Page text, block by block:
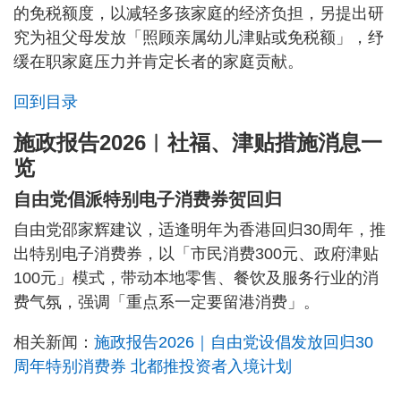
的免税额度，以减轻多孩家庭的经济负担，另提出研
究为祖父母发放「照顾亲属幼儿津贴或免税额」，纾
缓在职家庭压力并肯定长者的家庭贡献。
回到目录
施政报告2026︱社福、津贴措施消息一
览
自由党倡派特别电子消费券贺回归
自由党邵家辉建议，适逢明年为香港回归30周年，推
出特别电子消费券，以「市民消费300元、政府津贴
100元」模式，带动本地零售、餐饮及服务行业的消
费气氛，强调「重点系一定要留港消费」。
相关新闻： 施政报告2026｜自由党设倡发放回归30
周年特别消费券 北都推投资者入境计划